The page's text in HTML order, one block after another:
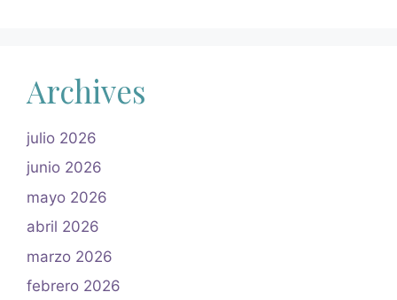
Archives
julio 2026
junio 2026
mayo 2026
abril 2026
marzo 2026
febrero 2026